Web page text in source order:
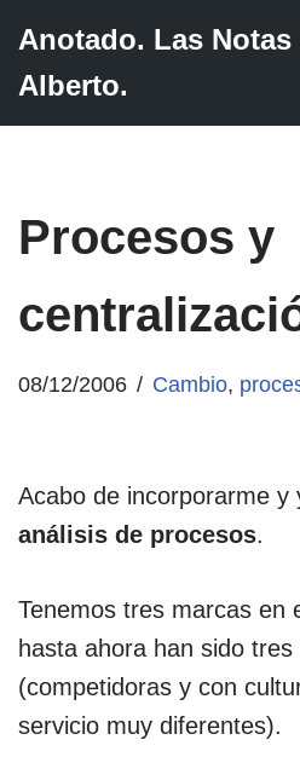
Saltar
Anotado. Las Notas
Alberto.
Procesos y
08/12/2006 Cambio,
Acabo de incorporarme y
análisis de procesos.
Tenemos tres marcas en
hasta ahora han sido
(competidoras y con
servicio muy diferentes).